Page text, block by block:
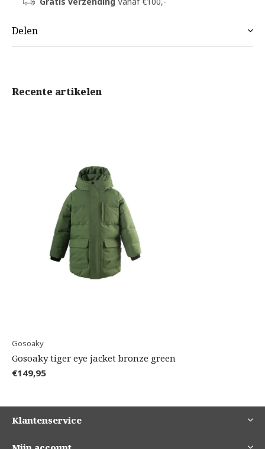
Delen
Recente artikelen
Gosoaky
Gosoaky tiger eye jacket bronze green
€149,95
Klantenservice